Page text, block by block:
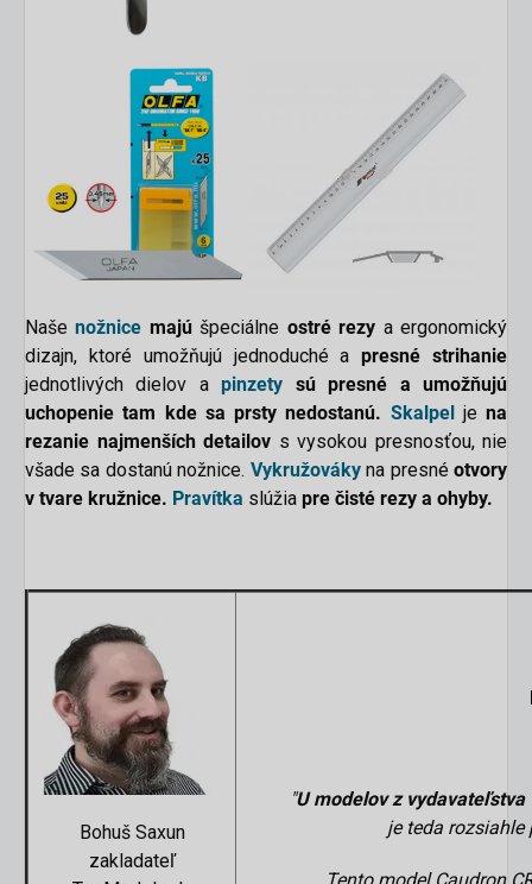
Našenožnice majúšpeciálne ostré rezy a ergonomický
dizajn, ktoré umožňujú jednoduché a presné strihanie
jednotlivých dielov apinzety sú presné a umožňujú
uchopenie tam kde sa prsty nedostanú. Skalpel je na
rezanie najmenších detailov s vysokou presnosťou, nie
všade sa dostanú nožnice. Vykružováky na presnéotvory
v tvare kružnice. Pravítka slúžia pre čisté rezy a ohyby.
Bohuš Saxun
zakladateľ
"U modelov z vydavateľstva
je teda